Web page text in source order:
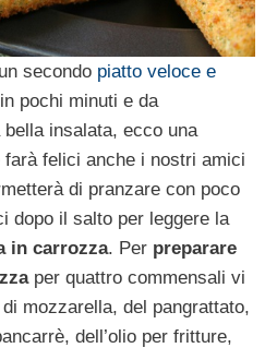
secondo piatto veloce e
pochi minuti e da
insalata, ecco una
farà felici anche i nostri amici
di pranzare con poco
dopo il salto per leggere la
in carrozza. Per preparare
per quattro commensali vi
mozzarella, del pangrattato,
dell’olio per fritture,